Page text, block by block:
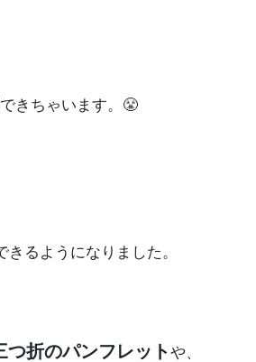
きちゃいます。😤
きるようになりました。
つ折のパンフレット や、